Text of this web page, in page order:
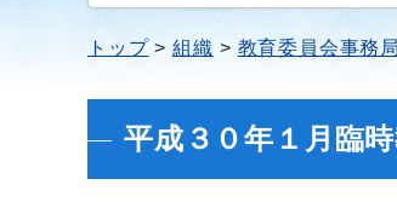
トップ 組織 教育委員会事務局
平成３０年１月臨